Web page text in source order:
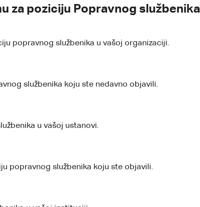
za poziciju Popravnog službenika
popravnog službenika u vašoj organizaciji.
službenika koju ste nedavno objavili.
u vašoj ustanovi.
popravnog službenika koju ste objavili.